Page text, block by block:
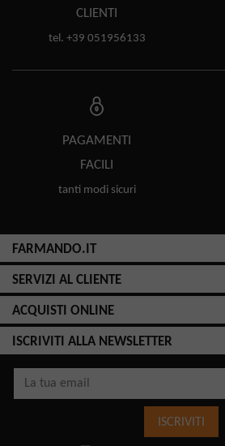
CLIENTI
tel. +39 051956133
PAGAMENTI
FACILI
tanti modi sicuri
FARMANDO.IT
SERVIZI AL CLIENTE
ACQUISTI ONLINE
ISCRIVITI ALLA NEWSLETTER
ISCRIVITI